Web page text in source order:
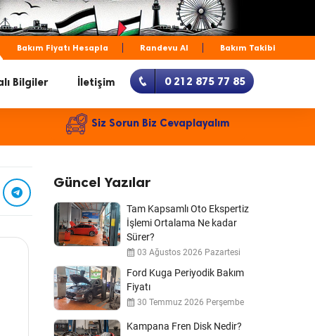
Bakım Fiyatı Hesapla Randevu Al Bakım Takibi
Bilgiler İletişim 0 212 875 77 85
Siz Sorun Biz Cevaplayalım
Güncel Yazılar
Tam Kapsamlı Oto Ekspertiz
İşlemi Ortalama Ne kadar
Sürer?
03 Ağustos 2026 Pazartesi
Ford Kuga Periyodik Bakım
Fiyatı
30 Temmuz 2026 Perşembe
Kampana Fren Disk Nedir?